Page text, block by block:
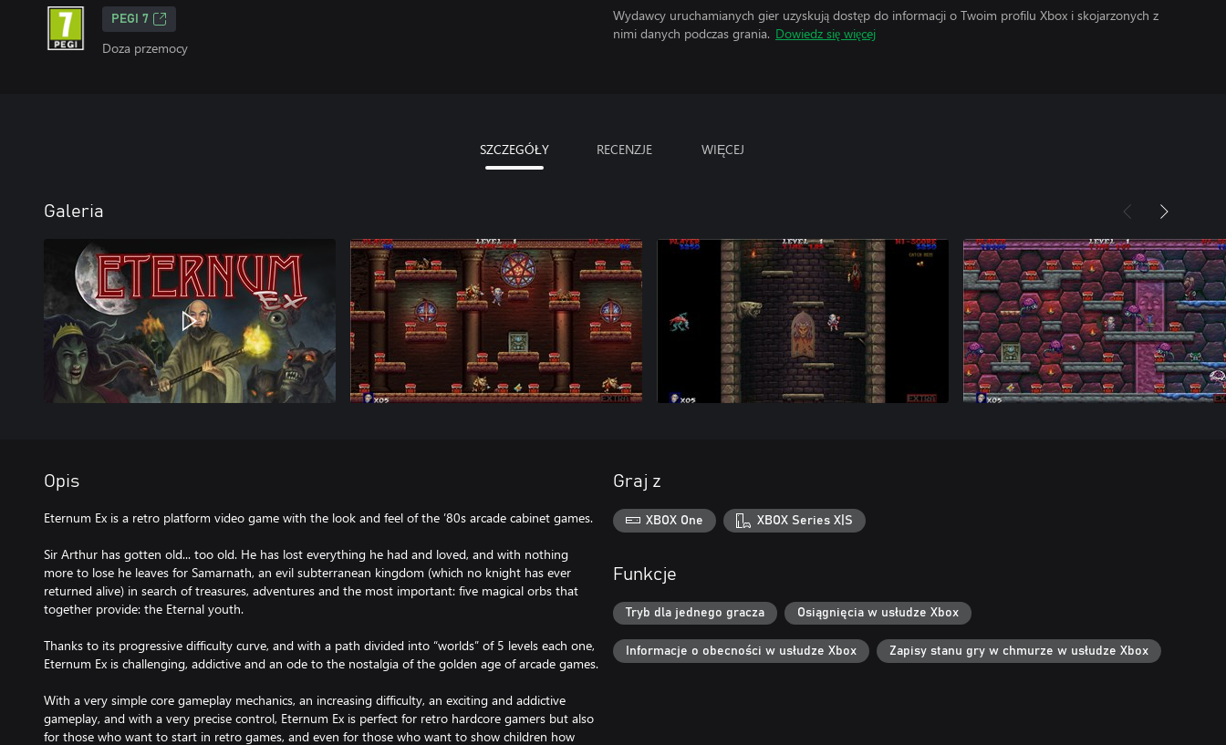
PEGI 7
Doza przemocy
Wydawcy uruchamianych gier uzyskują dostęp do informacji o Twoim profilu Xbox i skojarzonych z
nimi danych podczas grania. Dowiedz się więcej
SZCZEGÓŁY RECENZJE WIĘCEJ
Galeria
Opis
Eternum Ex is a retro platform video game with the look and feel of the ’80s arcade cabinet games.
Sir Arthur has gotten old... too old. He has lost everything he had and loved, and with nothing
more to lose he leaves for Samarnath, an evil subterranean kingdom (which no knight has ever
returned alive) in search of treasures, adventures and the most important: five magical orbs that
together provide: the Eternal youth.
Thanks to its progressive difficulty curve, and with a path divided into “worlds” of 5 levels each one,
Eternum Ex is challenging, addictive and an ode to the nostalgia of the golden age of arcade games.
With a very simple core gameplay mechanics, an increasing difficulty, an exciting and addictive
gameplay, and with a very precise control, Eternum Ex is perfect for retro hardcore gamers but also
for those who want to start in retro games, and even for those who want to show children how
Graj z
XBOX One XBOX Series X|S
Funkcje
Tryb dla jednego gracza Osiągnięcia w usłudze Xbox
Informacje o obecności w usłudze Xbox Zapisy stanu gry w chmurze w usłudze Xbox